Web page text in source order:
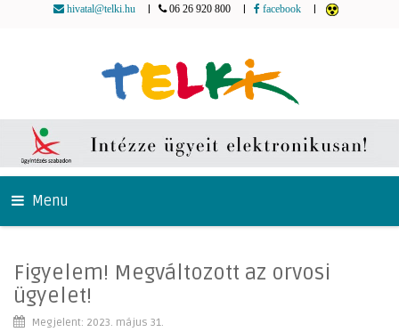
hivatal@telki.hu 06 26 920 800 facebook
Menu
Figyelem! Megváltozott az orvosi
ügyelet!
Megjelent: 2023. május 31.